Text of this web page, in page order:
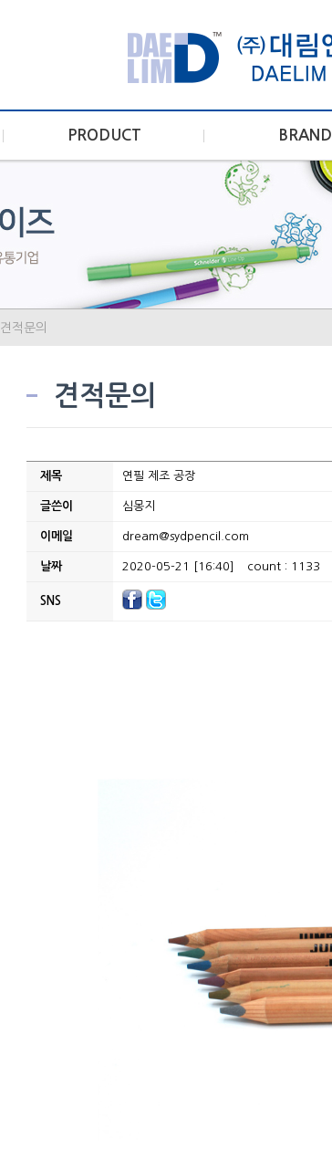
PRODUCT BRAND
견적문의
견적문의
제목 연필 제조 공장
글쓴이 심몽지
이메일 dream@sydpencil.com
날짜 2020-05-21 [16:40] count : 1133
SNS